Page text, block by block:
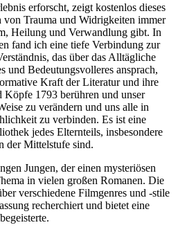
erforscht, zeigt kostenlos dieses
von Trauma und Widrigkeiten immer
Heilung und Verwandlung gibt. In
fand ich eine tiefe Verbindung zur
das über das Alltägliche
und Bedeutungsvolleres ansprach,
Kraft der Literatur und ihre
Köpfe 1793 berühren und unser
zu verändern und uns alle in
zu verbinden. Es ist eine
jedes Elternteils, insbesondere
der Mittelstufe sind.
Jungen, der einen mysteriösen
in vielen großen Romanen. Die
verschiedene Filmgenres und -stile
recherchiert und bietet eine